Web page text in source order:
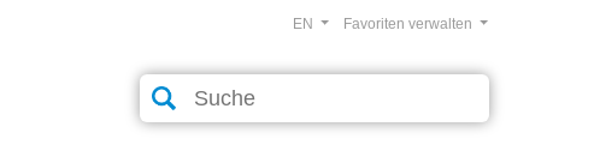
Favoriten verwalten
EN